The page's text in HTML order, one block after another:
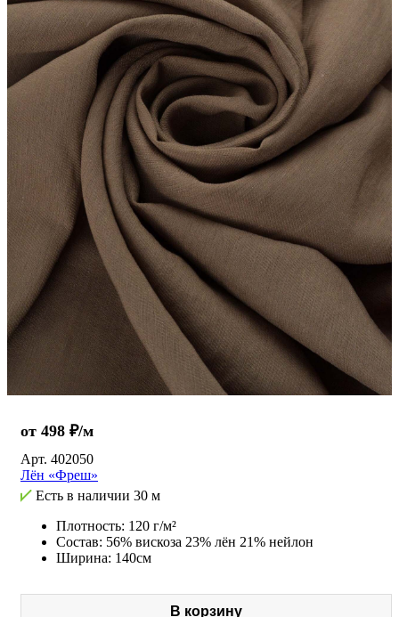
от 498 ₽/м
Арт. 402050
Лён «Фреш»
Есть в наличии 30 м
Плотность: 120 г/м²
Состав: 56% вискоза 23% лён 21% нейлон
Ширина: 140см
В корзину